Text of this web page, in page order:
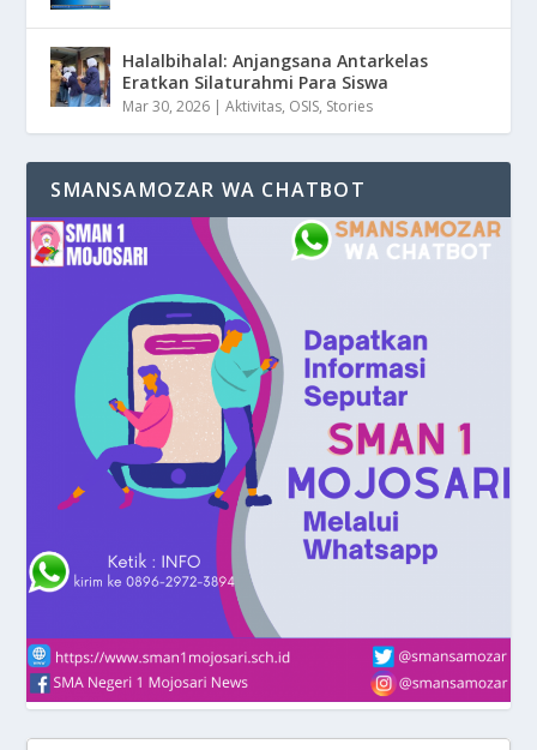
Halalbihalal: Anjangsana Antarkelas
Eratkan Silaturahmi Para Siswa
Mar 30, 2026 |Aktivitas, OSIS, Stories
SMANSAMOZAR WA CHATBOT